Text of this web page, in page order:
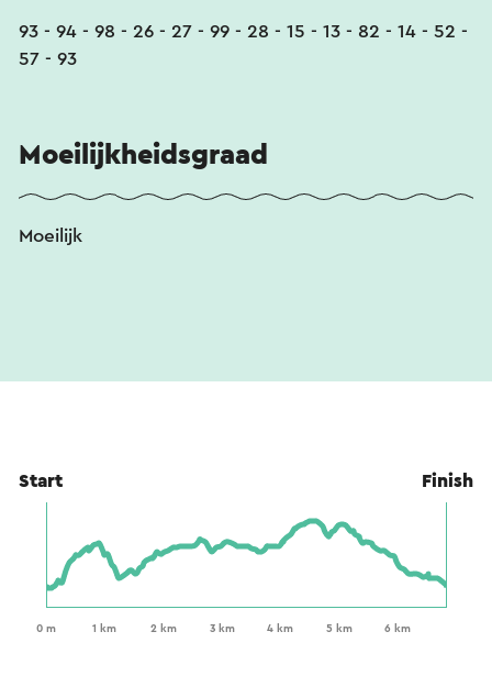
93 - 94 - 98 - 26 - 27 - 99 - 28 - 15 - 13 - 82 - 14 - 52 -
57 - 93
Moeilijkheidsgraad
Moeilijk
Start Finish